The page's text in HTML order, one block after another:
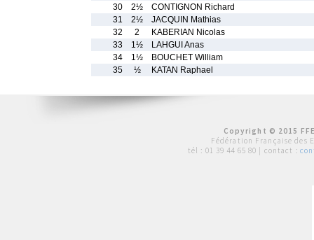
30
2½
CONTIGNON Richard
31
2½
JACQUIN Mathias
32
2
KABERIAN Nicolas
33
1½
LAHGUI Anas
34
1½
BOUCHET William
35
½ KATAN Raphael
Copyright © 2015
Fédération Française des
tél : 01 39 44 65 80 | contact :